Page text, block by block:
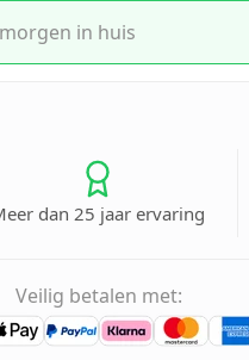
in huis
dan 25 jaar ervaring
Veilig betalen met: